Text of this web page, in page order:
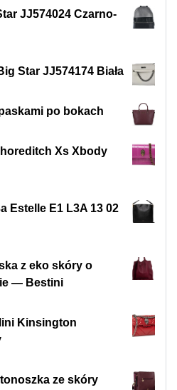
JJ574024 Czarno-
Star JJ574174 Biała
po bokach
Xs Xbody
Estelle E1 L3A 13 02
z eko skóry o
— Bestini
Kinsington
ze skóry